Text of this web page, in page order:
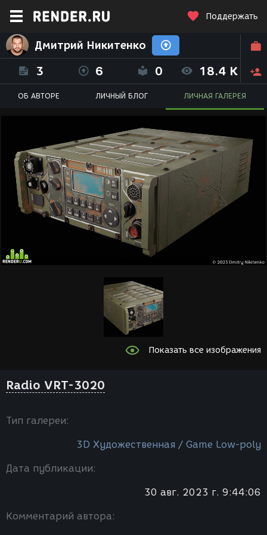
Поддержать
Дмитрий Никитенко
3 6 0 18.4 K
ОБ АВТОРЕ ЛИЧНЫЙ БЛОГ ЛИЧНАЯ ГАЛЕРЕЯ
Показать все изображения
Radio VRT-3020
Тип галереи:
3D Художественная / Game Low-poly
Дата публикации:
30 авг. 2023 г. 9:44:06
Комментарий автора: